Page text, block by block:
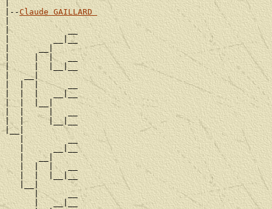
|--Claude GAILLARD
|
|            __
|         __|__
|      __|
|     |  |   __
|     |  |__|__
|   __|
|  |  |      __
|  |  |   __|__
|  |  |__|
|  |     |   __
|  |     |__|__
|__|
   |         __
   |      __|__
   |   __|
   |  |  |   __
   |  |  |__|__
   |__|
      |      __
      |   __|__